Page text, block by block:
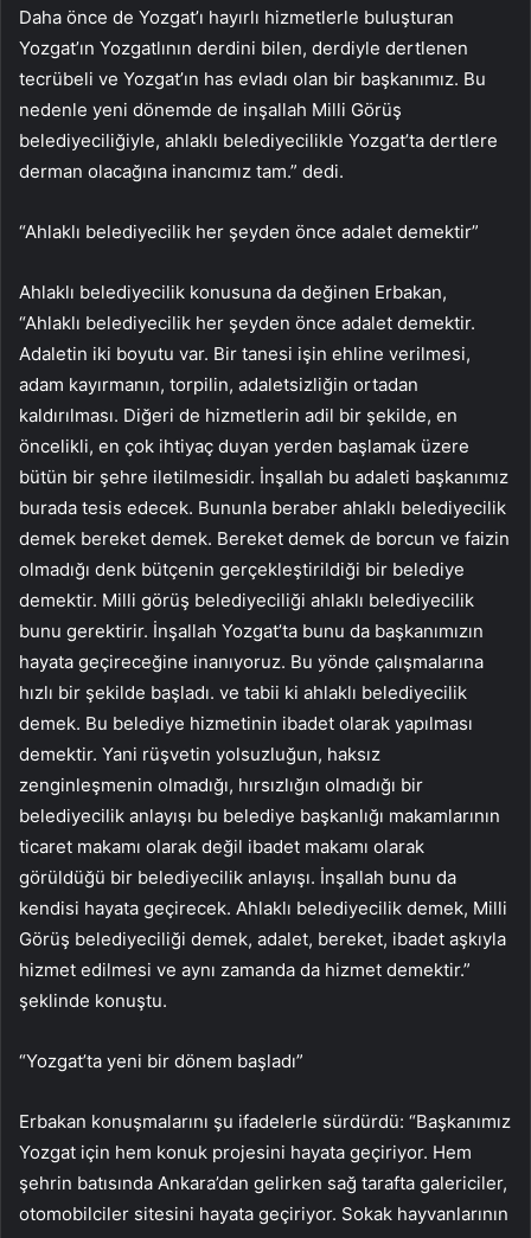
Daha önce de Yozgat’ı hayırlı hizmetlerle buluşturan
Yozgat’ın Yozgatlının derdini bilen, derdiyle dertlenen
tecrübeli ve Yozgat’ın has evladı olan bir başkanımız. Bu
nedenle yeni dönemde de inşallah Milli Görüş
belediyeciliğiyle, ahlaklı belediyecilikle Yozgat’ta dertlere
derman olacağına inancımız tam.” dedi.
“Ahlaklı belediyecilik her şeyden önce adalet demektir”
Ahlaklı belediyecilik konusuna da değinen Erbakan,
“Ahlaklı belediyecilik her şeyden önce adalet demektir.
Adaletin iki boyutu var. Bir tanesi işin ehline verilmesi,
adam kayırmanın, torpilin, adaletsizliğin ortadan
kaldırılması. Diğeri de hizmetlerin adil bir şekilde, en
öncelikli, en çok ihtiyaç duyan yerden başlamak üzere
bütün bir şehre iletilmesidir. İnşallah bu adaleti başkanımız
burada tesis edecek. Bununla beraber ahlaklı belediyecilik
demek bereket demek. Bereket demek de borcun ve faizin
olmadığı denk bütçenin gerçekleştirildiği bir belediye
demektir. Milli görüş belediyeciliği ahlaklı belediyecilik
bunu gerektirir. İnşallah Yozgat’ta bunu da başkanımızın
hayata geçireceğine inanıyoruz. Bu yönde çalışmalarına
hızlı bir şekilde başladı. ve tabii ki ahlaklı belediyecilik
demek. Bu belediye hizmetinin ibadet olarak yapılması
demektir. Yani rüşvetin yolsuzluğun, haksız
zenginleşmenin olmadığı, hırsızlığın olmadığı bir
belediyecilik anlayışı bu belediye başkanlığı makamlarının
ticaret makamı olarak değil ibadet makamı olarak
görüldüğü bir belediyecilik anlayışı. İnşallah bunu da
kendisi hayata geçirecek. Ahlaklı belediyecilik demek, Milli
Görüş belediyeciliği demek, adalet, bereket, ibadet aşkıyla
hizmet edilmesi ve aynı zamanda da hizmet demektir.”
şeklinde konuştu.
“Yozgat’ta yeni bir dönem başladı”
Erbakan konuşmalarını şu ifadelerle sürdürdü: “Başkanımız
Yozgat için hem konuk projesini hayata geçiriyor. Hem
şehrin batısında Ankara’dan gelirken sağ tarafta galericiler,
otomobilciler sitesini hayata geçiriyor. Sokak hayvanlarının